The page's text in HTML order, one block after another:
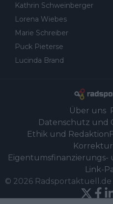
Kathrin Schweinberger
Lorena Wiebes
Marie Schreiber
Puck Pieterse
Lucinda Brand
Über uns
Datenschutz und
Ethik und Redaktion
Eigentumsfinanzierungs-
Link-
© 2026 Radsportaktuell.de